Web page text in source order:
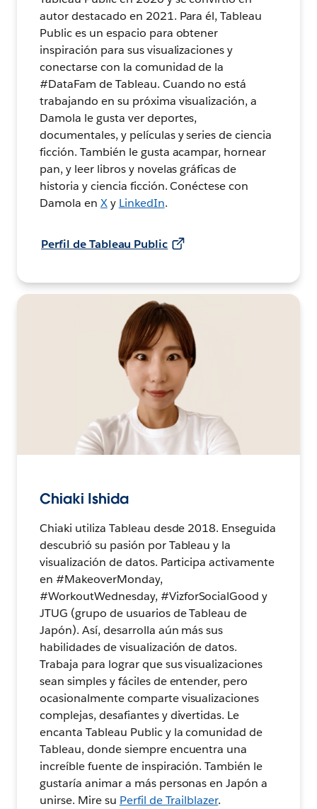
autor destacado en 2021. Para él, Tableau
Public es un espacio para obtener
inspiración para sus visualizaciones y
conectarse con la comunidad de la
#DataFam de Tableau. Cuando no está
trabajando en su próxima visualización, a
Damola le gusta ver deportes,
documentales, y películas y series de ciencia
ficción. También le gusta acampar, hornear
pan, y leer libros y novelas gráficas de
historia y ciencia ficción. Conéctese con
Damola en Xy LinkedIn.
Perfil de Tableau Public
Chiaki Ishida
Chiaki utiliza Tableau desde 2018. Enseguida
descubrió su pasión por Tableau y la
visualización de datos. Participa activamente
en #MakeoverMonday,
#WorkoutWednesday, #VizforSocialGood y
JTUG (grupo de usuarios de Tableau de
Japón). Así, desarrolla aún más sus
habilidades de visualización de datos.
Trabaja para lograr que sus visualizaciones
sean simples y fáciles de entender, pero
ocasionalmente comparte visualizaciones
complejas, desafiantes y divertidas. Le
encanta Tableau Public y la comunidad de
Tableau, donde siempre encuentra una
increíble fuente de inspiración. También le
gustaría animar a más personas en Japón a
unirse. Mire su Perfil de Trailblazer.